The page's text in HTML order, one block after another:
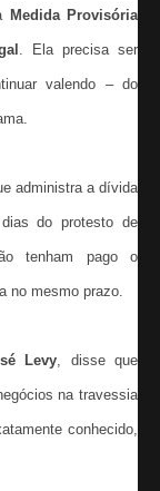
Medida Provisória
. Ela precisa ser
valendo – do
administra a dívida
do protesto de
tenham pago o
no mesmo prazo.
Levy , disse que
na travessia
conhecido,